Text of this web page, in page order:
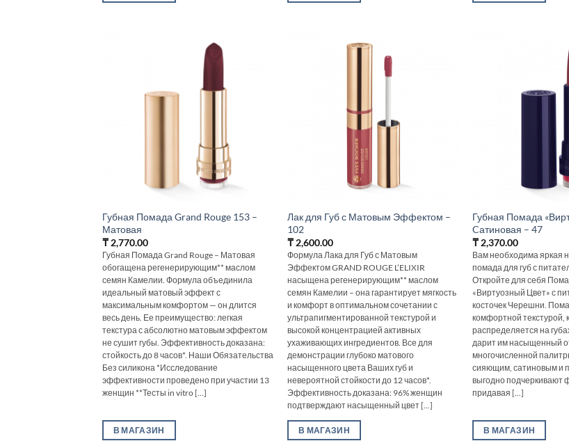
Губная Помада Grand Rouge 153 –
Матовая
₸2,770.00
Губная Помада Grand Rouge – Матовая
обогащена регенерирующим** маслом
семян Камелии. Формула объединила
идеальный матовый эффект с
максимальным комфортом — он длится
весь день. Ее преимущество: легкая
текстура с абсолютно матовым эффектом
не сушит губы. Эффективность доказана:
стойкость до 8 часов*. Наши Обязательства
Без силикона *Исследование
эффективности проведено при участии 13
женщин **Тесты in vitro [...]
В МАГАЗИН
Лак для Губ с Матовым Эффектом –
102
₸2,600.00
Формула Лака для Губ с Матовым
Эффектом GRAND ROUGE L’ELIXIR
насыщена регенерирующим** маслом
семян Камелии – она гарантирует мягкость
и комфорт в оптимальном сочетании с
ультрапигментированной текстурой и
высокой концентрацией активных
ухаживающих ингредиентов. Все для
демонстрации глубоко матового
насыщенного цвета Ваших губ и
невероятной стойкости до 12 часов*.
Эффективность доказана: 96% женщин
подтверждают насыщенный цвет [...]
В МАГАЗИН
Губная Помада
Cатиновая – 47
₸2,370.00
Вам необходима яркая
помада для губ с
Откройте для себя
«Виртуозный Цвет» с
косточек Черешни.
комфортной текстурой,
распределяется на
дарит им насыщенный
многочисленной
сияющим, сатиновым и
выгодно подчеркивают
придавая [...]
В МАГАЗИН